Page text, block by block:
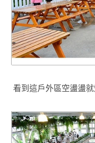
看到這戶外區空盪盪